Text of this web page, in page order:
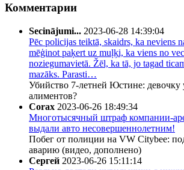
Комментарии
Secinājumi... 2023-06-28 14:39:04
Pēc policijas teiktā, skaidrs, ka neviens
mēģinot paķert uz muļķi, ka viens no
noziegumavietā. Žēl, ka tā, jo tagad
mazāks. Parasti…
Убийство 7-летней Юстине: девочку
алиментов?
Corax 2023-06-26 18:49:34
Многотысячный штраф компании-
выдали авто несовершеннолетним!
Побег от полиции на VW Citybee:
аварию (видео, дополнено)
Сергей 2023-06-26 15:11:14